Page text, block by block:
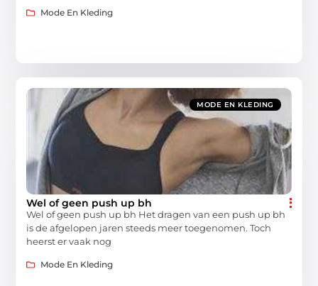
Mode En Kleding
MODE EN KLEDING
Wel of geen push up bh
Wel of geen push up bh Het dragen van een push up bh
is de afgelopen jaren steeds meer toegenomen. Toch
heerst er vaak nog
Mode En Kleding